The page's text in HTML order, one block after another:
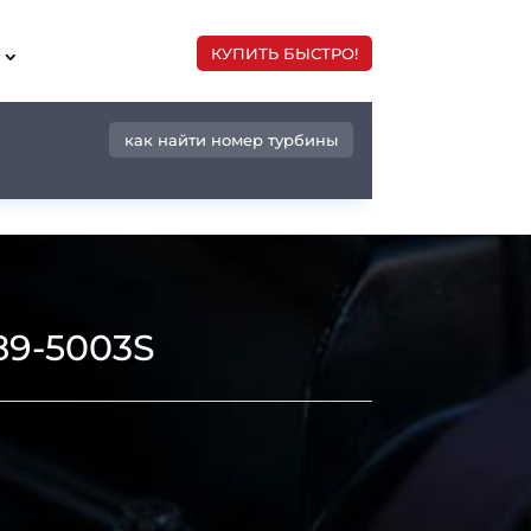
КУПИТЬ БЫСТРО!
как найти номер турбины
5003S